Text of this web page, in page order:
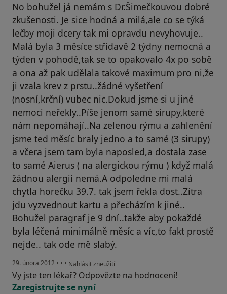
No bohužel já nemám s Dr.Šimečkouvou dobré
zkušenosti. Je sice hodná a milá,ale co se týká
lečby moji dcery tak mi opravdu nevyhovuje..
Malá byla 3 měsíce střídavě 2 týdny nemocná a
týden v pohodě,tak se to opakovalo 4x po sobě
a ona až pak udělala takové maximum pro ni,že
ji vzala krev z prstu..žádné vyšetření
(nosní,krční) vubec nic.Dokud jsme si u jiné
nemoci neřekly..Píše jenom samé sirupy,které
nám nepomáhají..Na zelenou rýmu a zahlenění
jsme ted měsíc braly jedno a to samé (3 sirupy)
a včera jsem tam byla naposled,a dostala zase
to samé Aierus ( na alergickou rýmu ) když malá
žádnou alergii nemá.A odpoledne mi malá
chytla horečku 39.7. tak jsem řekla dost..Zítra
jdu vyzvednout kartu a přecházím k jiné..
Bohužel paragraf je 9 dní..takže aby pokaždé
byla léčená minimálně měsíc a víc,to fakt prostě
nejde.. tak ode mě slabý.
29. února 2012 • • • podle názoru uživatele Navrátilová
Nahlásit zneužití
Vy jste ten lékař? Odpovězte na hodnocení!
Zaregistrujte se nyní